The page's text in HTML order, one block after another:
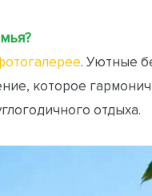
. Уютные
которое
отдыха.